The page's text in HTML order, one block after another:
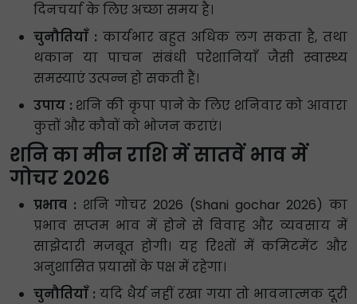
दिनचर्या के लिए अच्छा समय है।
चुनौतियाँ : कार्यभार बहुत अधिक लग सकता है, तथा
थकान या पाचन संबंधी परेशानियाँ जैसी स्वास्थ्य
समस्याएं उत्पन्न हो सकती हैं।
उपाय : शनि की कृपा पाने के लिए शनिवार को आवारा
कुत्तों और कौवों को भोजन कराएं।
शनि का मीन राशि में सातवें भाव में
गोचर 2026
प्रभाव : शनि गोचर 2026 (Shani gochar 2026) का
प्रभाव सप्तम भाव में होने से विवाह और व्यवसाय में
साझेदारी मजबूत होगी। यह रिश्तों में कमिटमेंट और
अनुशासित प्रयासों के पक्ष में रहेगा।
चुनौतियाँ : यदि धैर्य नहीं रखा गया तो भावनात्मक दूरी